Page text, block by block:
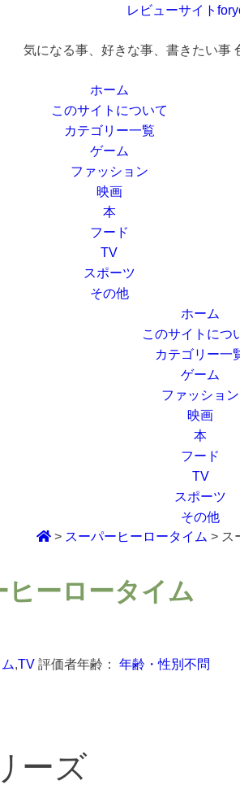
レビューサイト
気になる事、好きな事、書きたい事
ホーム
このサイトについて
カテゴリー一覧
ゲーム
ファッション
映画
本
フード
TV
スポーツ
その他
ホーム
このサイトにつ
カテゴリー一
ゲーム
ファッション
映画
本
フード
TV
スポーツ
その他
> スーパーヒーロータイム > ス
ヒーロータイム
,TV 評価者年齢： 年齢・性別不問
ーズ